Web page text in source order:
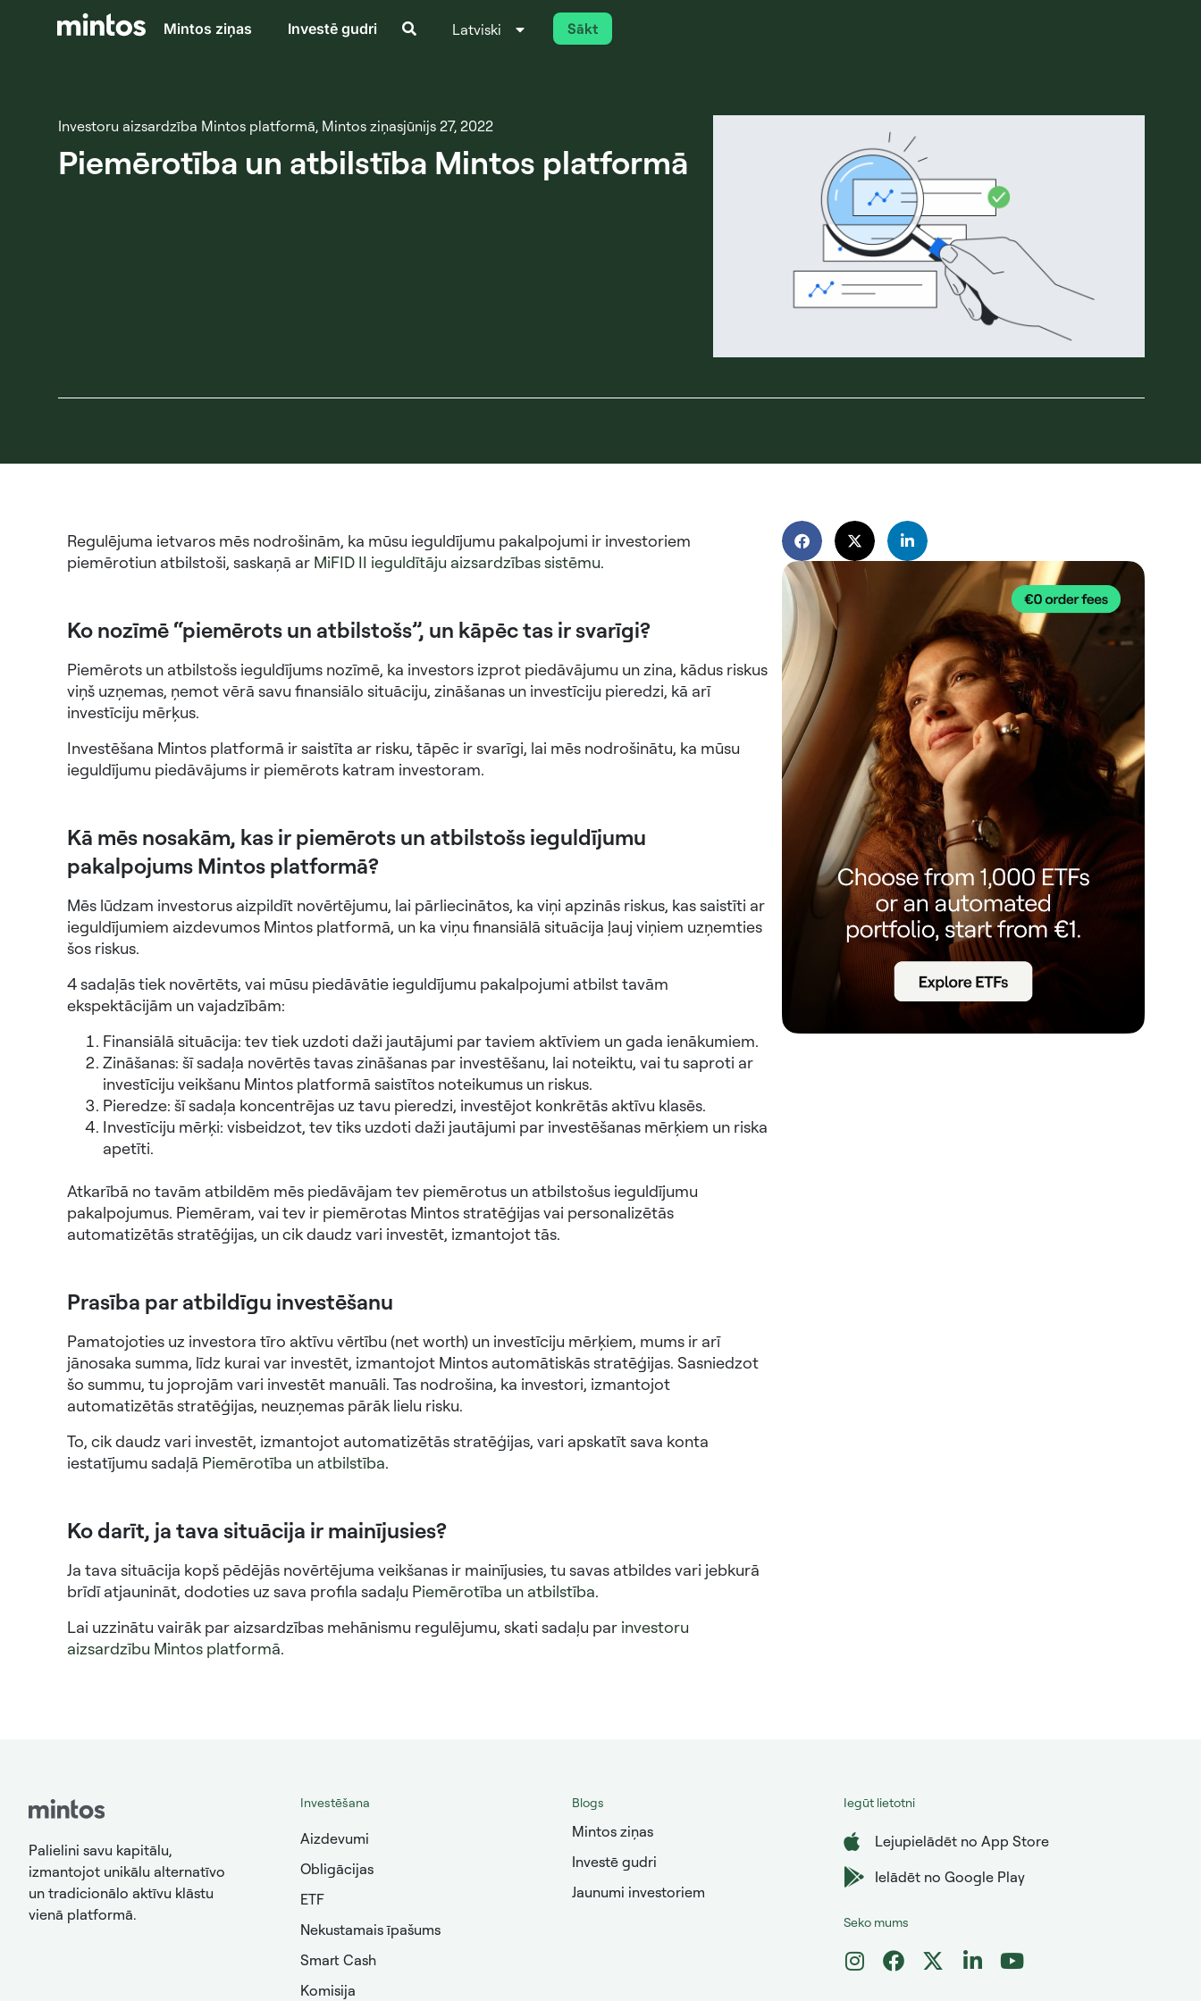
Mintos ziņas Investē gudri Latviski
Italiano Sākt
Investoru aizsardzība Mintos platformā, Mintos ziņasjūnijs 27, 2022
Piemērotība un atbilstība Mintos platformā
Regulējuma ietvaros mēs nodrošinām, ka mūsu ieguldījumu pakalpojumi ir investoriem
piemērotiun atbilstoši, saskaņā ar MiFID II ieguldītāju aizsardzības sistēmu.
Ko nozīmē “piemērots un atbilstošs”, un kāpēc tas ir svarīgi?
Piemērots un atbilstošs ieguldījums nozīmē, ka investors izprot piedāvājumu un zina, kādus riskus
viņš uzņemas, ņemot vērā savu finansiālo situāciju, zināšanas un investīciju pieredzi, kā arī
investīciju mērķus.
Investēšana Mintos platformā ir saistīta ar risku, tāpēc ir svarīgi, lai mēs nodrošinātu, ka mūsu
ieguldījumu piedāvājums ir piemērots katram investoram.
Kā mēs nosakām, kas ir piemērots un atbilstošs ieguldījumu
pakalpojums Mintos platformā?
Mēs lūdzam investorus aizpildīt novērtējumu, lai pārliecinātos, ka viņi apzinās riskus, kas saistīti ar
ieguldījumiem aizdevumos Mintos platformā, un ka viņu finansiālā situācija ļauj viņiem uzņemties
šos riskus.
4 sadaļās tiek novērtēts, vai mūsu piedāvātie ieguldījumu pakalpojumi atbilst tavām
ekspektācijām un vajadzībām:
Finansiālā situācija: tev tiek uzdoti daži jautājumi par taviem aktīviem un gada ienākumiem.
Zināšanas: šī sadaļa novērtēs tavas zināšanas par investēšanu, lai noteiktu, vai tu saproti ar
investīciju veikšanu Mintos platformā saistītos noteikumus un riskus.
Pieredze: šī sadaļa koncentrējas uz tavu pieredzi, investējot konkrētās aktīvu klasēs.
Investīciju mērķi: visbeidzot, tev tiks uzdoti daži jautājumi par investēšanas mērķiem un riska
apetīti.
Atkarībā no tavām atbildēm mēs piedāvājam tev piemērotus un atbilstošus ieguldījumu
pakalpojumus. Piemēram, vai tev ir piemērotas Mintos stratēģijas vai personalizētās
automatizētās stratēģijas, un cik daudz vari investēt, izmantojot tās.
Prasība par atbildīgu investēšanu
Pamatojoties uz investora tīro aktīvu vērtību (net worth) un investīciju mērķiem, mums ir arī
jānosaka summa, līdz kurai var investēt, izmantojot Mintos automātiskās stratēģijas. Sasniedzot
šo summu, tu joprojām vari investēt manuāli. Tas nodrošina, ka investori, izmantojot
automatizētās stratēģijas, neuzņemas pārāk lielu risku.
To, cik daudz vari investēt, izmantojot automatizētās stratēģijas, vari apskatīt sava konta
iestatījumu sadaļā Piemērotība un atbilstība.
Ko darīt, ja tava situācija ir mainījusies?
Ja tava situācija kopš pēdējās novērtējuma veikšanas ir mainījusies, tu savas atbildes vari jebkurā
brīdī atjaunināt, dodoties uz sava profila sadaļu Piemērotība un atbilstība.
Lai uzzinātu vairāk par aizsardzības mehānismu regulējumu, skati sadaļu par investoru
aizsardzību Mintos platformā.
Palielini savu kapitālu,
izmantojot unikālu alternatīvo
un tradicionālo aktīvu klāstu
vienā platformā.
Investēšana
Aizdevumi
Obligācijas
ETF
Nekustamais īpašums
Smart Cash
Komisija
Blogs
Mintos ziņas
Investē gudri
Jaunumi investoriem
Iegūt lietotni
Lejupielādēt no App Store
Ielādēt no Google Play
Seko mums